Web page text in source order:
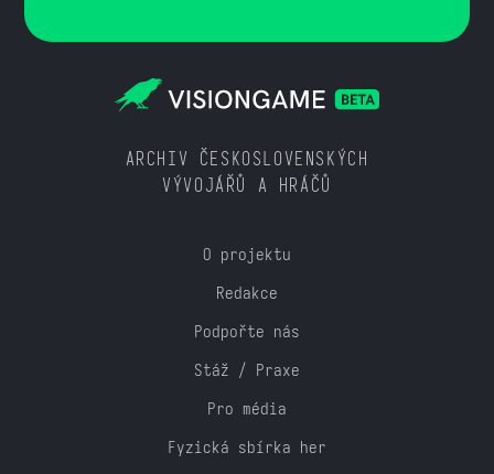
ARCHIV ČESKOSLOVENSKÝCH
VÝVOJÁŘŮ A HRÁČŮ
O projektu
Redakce
Podpořte nás
Stáž / Praxe
Pro média
Fyzická sbírka her